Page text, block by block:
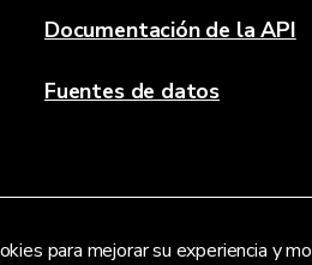
para mejorar su experiencia y
Documentación de la API
Fuentes de datos